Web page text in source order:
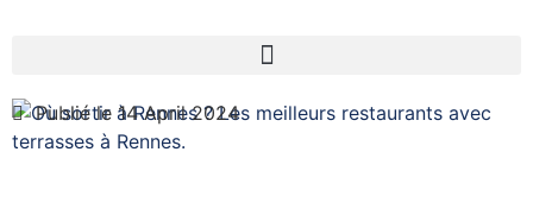
Publié le 14 April 2024